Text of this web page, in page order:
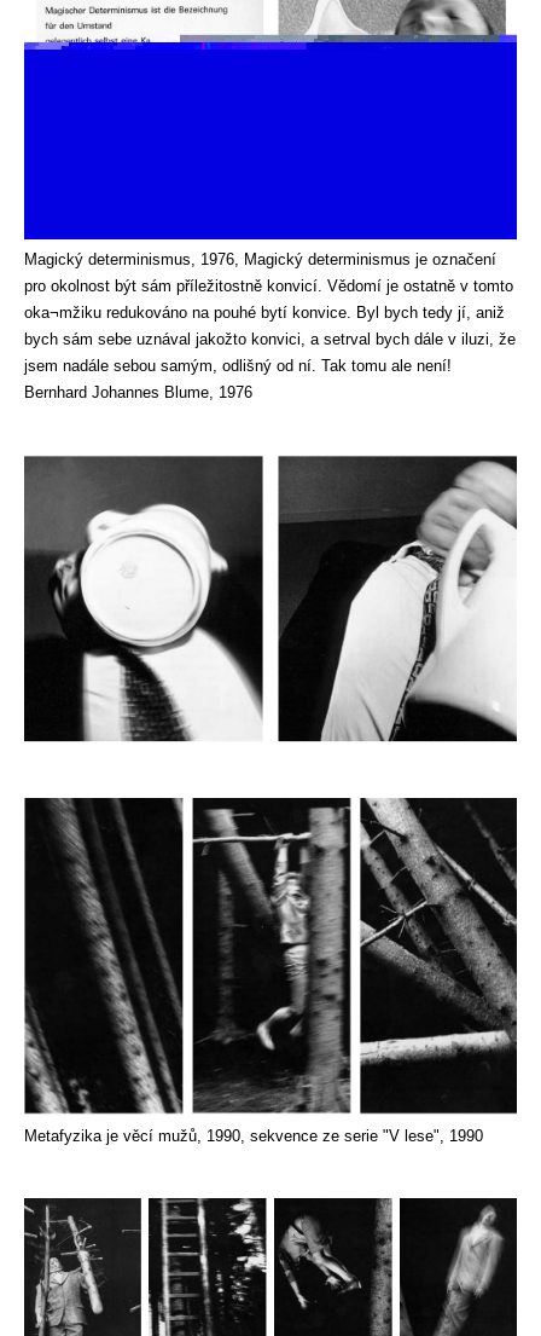
Magický determinismus, 1976, Magický determinismus je označení
pro okolnost být sám příležitostně konvicí. Vědomí je ostatně v tomto
oka¬mžiku redukováno na pouhé bytí konvice. Byl bych tedy jí, aniž
bych sám sebe uznával jakožto konvici, a setrval bych dále v iluzi, že
jsem nadále sebou samým, odlišný od ní. Tak tomu ale není!
Bernhard Johannes Blume, 1976
Metafyzika je věcí mužů, 1990, sekvence ze serie "V lese", 1990